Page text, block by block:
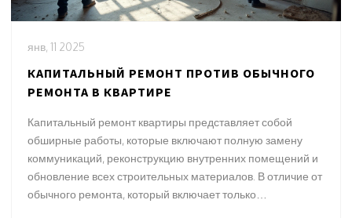
янв, 11 2025
КАПИТАЛЬНЫЙ РЕМОНТ ПРОТИВ ОБЫЧНОГО
РЕМОНТА В КВАРТИРЕ
Капитальный ремонт квартиры представляет собой
обширные работы, которые включают полную замену
коммуникаций, реконструкцию внутренних помещений и
обновление всех строительных материалов. В отличие от
обычного ремонта, который включает только